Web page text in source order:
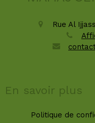
Rue Al
En savoir plus
Politique de